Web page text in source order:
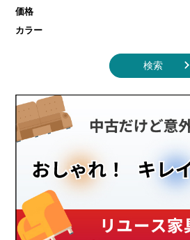
価格
カラー
検索